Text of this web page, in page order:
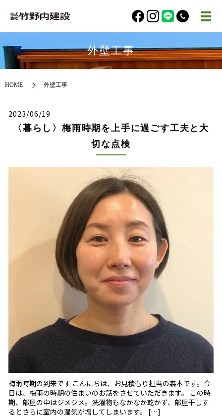
外壁工事
HOME 外壁工事
2023/06/19
〈暮らし〉梅雨時期を上手に過ごす工夫と大
切な点検
梅雨時期の到来です こんにちは、お見積もり担当の森本です。今
日は、梅雨の時期の住まいのお話をさせていただきます。 この時
期、部屋の中はジメジメ。洗濯物もなかなか乾かず、部屋干しす
るとさらに室内の湿気が増してしまいます。 […]